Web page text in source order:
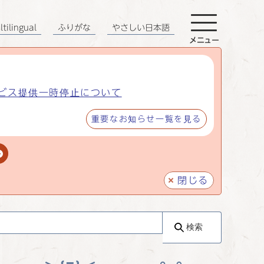
ス提供一時停止について
重要なお知らせ一覧を見る
閉じる
ふりがな やさしい日本語
メニュー
検索